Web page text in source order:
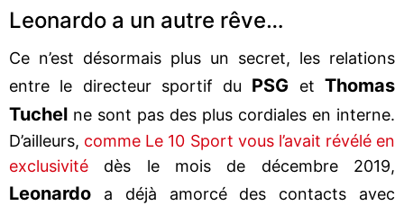
Leonardo a un autre rêve…
Ce n’est désormais plus un secret, les relations
entre le directeur sportif du PSG etThomas
Tuchel ne sont pas des plus cordiales en interne.
D’ailleurs, comme Le 10 Sport vous l’avait révélé en
exclusivité dès le mois de décembre 2019,
Leonardo a déjà amorcé des contacts avec